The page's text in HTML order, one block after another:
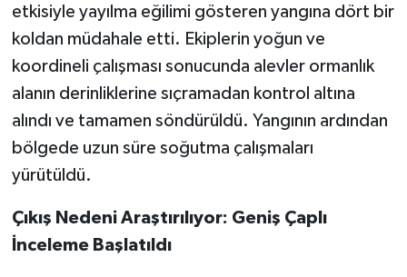
etkisiyle yayılma eğilimi gösteren yangına dört bir
koldan müdahale etti. Ekiplerin yoğun ve
koordineli çalışması sonucunda alevler ormanlık
alanın derinliklerine sıçramadan kontrol altına
alındı ve tamamen söndürüldü. Yangının ardından
bölgede uzun süre soğutma çalışmaları
yürütüldü.
Çıkış Nedeni Araştırılıyor: Geniş Çaplı
İnceleme Başlatıldı